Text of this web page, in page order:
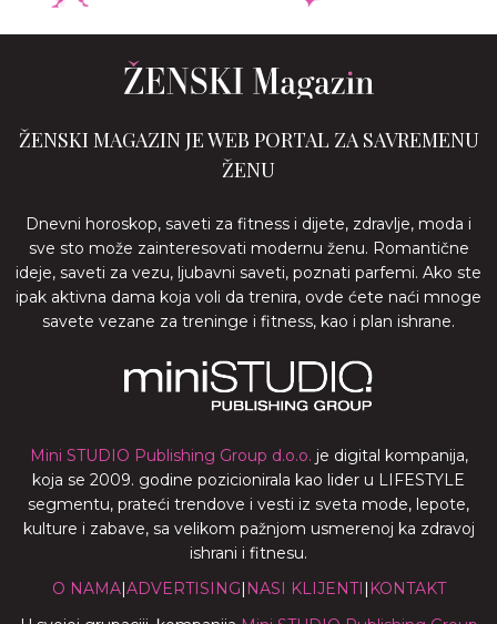
ŽENSKI MAGAZIN JE WEB PORTAL ZA SAVREMENU
ŽENU
Dnevni horoskop, saveti za fitness i dijete, zdravlje, moda i
sve sto može zainteresovati modernu ženu. Romantične
ideje, saveti za vezu, ljubavni saveti, poznati parfemi. Ako ste
ipak aktivna dama koja voli da trenira, ovde ćete naći mnoge
savete vezane za treninge i fitness, kao i plan ishrane.
Mini STUDIO Publishing Group d.o.o. je digital kompanija,
koja se 2009. godine pozicionirala kao lider u LIFESTYLE
segmentu, prateći trendove i vesti iz sveta mode, lepote,
kulture i zabave, sa velikom pažnjom usmerenoj ka zdravoj
ishrani i fitnesu.
O NAMA|ADVERTISING| NASI KLIJENTI | KONTAKT